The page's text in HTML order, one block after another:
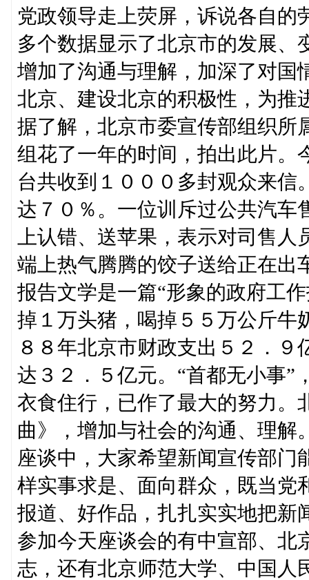
党政领导走上荧屏，诉说各自的
多个数据显示了北京市的发展、
增加了沟通与理解，加深了对国
北京、建设北京的积极性，为推
据了解，北京市委宣传部组织所
组花了一年的时间，拍出此片。
台共收到１０００多封观众来信
达７０％。一位训斥过公共汽车
上认错、送苹果，表示对司售
端上热气腾腾的饺子送给正在出
报告文学是一篇“形象的政府工
掉１万头猪，喝掉５５万公斤牛
８８年北京市财政支出５２．
达３２．５亿元。“首都无小事”
衣食住行，已作了最大的努力。
曲》，增加与社会的沟通、理解
座谈中，大家希望新闻宣传部门
样实事求是、面向群众，既当党
报道、好作品，扎扎实实地把新
参加今天座谈会的有中宣部、北
志，还有北京师范大学、中国人